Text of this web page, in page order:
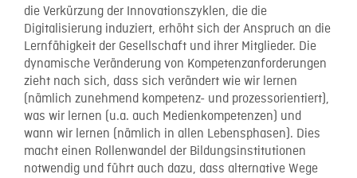
die Verkürzung der Innovationszyklen, die die
Digitalisierung induziert, erhöht sich der Anspruch an die
Lernfähigkeit der Gesellschaft und ihrer Mitglieder. Die
dynamische Veränderung von Kompetenzanforderungen
zieht nach sich, dass sich verändert wie wir lernen
(nämlich zunehmend kompetenz- und prozessorientiert),
was wir lernen (u.a. auch Medienkompetenzen) und
wann wir lernen (nämlich in allen Lebensphasen). Dies
macht einen Rollenwandel der Bildungsinstitutionen
notwendig und führt auch dazu, dass alternative Wege